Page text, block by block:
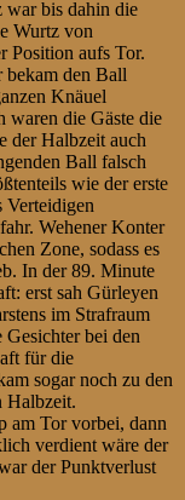
war bis dahin die
Wurtz von
Position aufs Tor.
bekam den Ball
Knäuel
waren die Gäste die
der Halbzeit auch
Ball falsch
wie der erste
Verteidigen
Wehener Konter
Zone, sodass es
In der 89. Minute
erst sah Gürleyen
im Strafraum
bei den
für die
sogar noch zu den
Halbzeit.
am Tor vorbei, dann
verdient wäre der
der Punktverlust